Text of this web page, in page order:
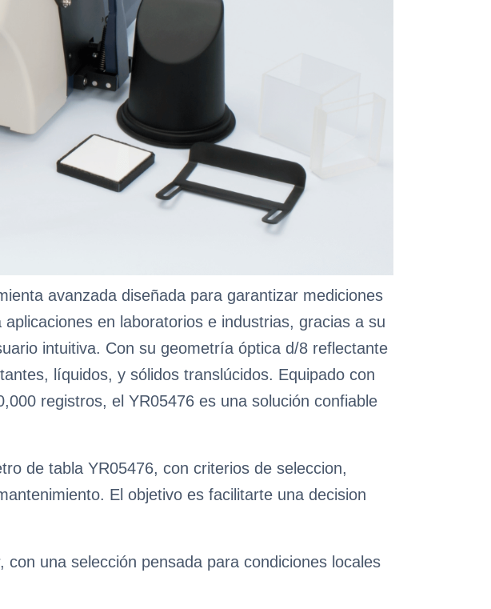
avanzada diseñada para garantizar mediciones
en laboratorios e industrias, gracias a su
intuitiva. Con su geometría óptica d/8 reflectante
líquidos, y sólidos translúcidos. Equipado con
registros, el YR05476 es una solución confiable
de tabla YR05476, con criterios de seleccion,
El objetivo es facilitarte una decision
una selección pensada para condiciones locales